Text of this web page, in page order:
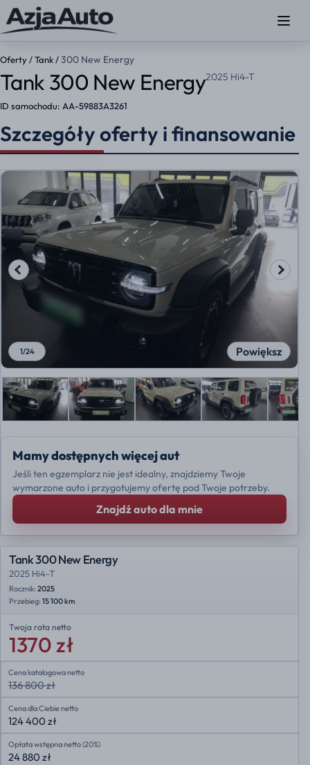
Oferty /Tank /300 New Energy
Tank 300 New Energy2025 Hi4-T
ID samochodu: AA-59883A3261
Szczegóły oferty i finansowanie
Powiększ
1/24
Mamy dostępnych więcej aut
Jeśli ten egzemplarz nie jest idealny, znajdziemy Twoje
wymarzone auto i przygotujemy ofertę pod Twoje potrzeby.
Znajdź auto dla mnie
Tank 300 New Energy
2025 Hi4-T
Rocznik: 2025
Przebieg: 15 100 km
Twoja rata netto
1370 zł
Cena katalogowa netto
136 800 zł
Cena dla Ciebie netto
124 400 zł
Opłata wstępna netto (20%)
24 880 zł